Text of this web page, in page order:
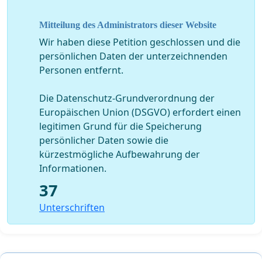
Mitteilung des Administrators dieser Website
Wir haben diese Petition geschlossen und die
persönlichen Daten der unterzeichnenden
Personen entfernt.
Die Datenschutz-Grundverordnung der
Europäischen Union (DSGVO) erfordert einen
legitimen Grund für die Speicherung
persönlicher Daten sowie die
kürzestmögliche Aufbewahrung der
Informationen.
37
Unterschriften